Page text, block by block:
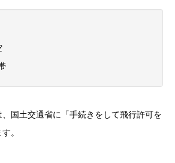
、国土交通省に「手続きをして飛行許可を
。